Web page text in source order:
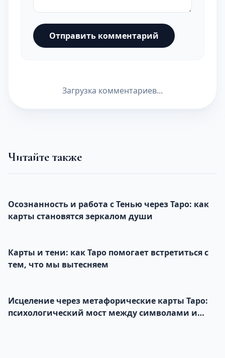
Отправить комментарий
Загрузка комментариев...
Читайте также
Осознанность и работа с Тенью через Таро: как
карты становятся зеркалом души
Карты и тени: как Таро помогает встретиться с
тем, что мы вытесняем
Исцеление через метафорические карты Таро:
психологический мост между символами и